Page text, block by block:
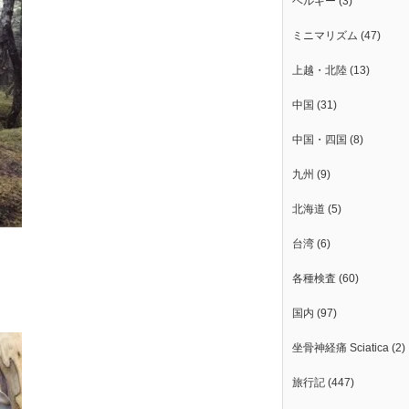
ミニマリズム (47)
上越・北陸 (13)
中国 (31)
中国・四国 (8)
九州 (9)
北海道 (5)
台湾 (6)
各種検査 (60)
国内 (97)
坐骨神経痛 Sciatica (2)
旅行記 (447)